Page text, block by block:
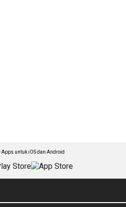
Apps untuk iOS dan Android